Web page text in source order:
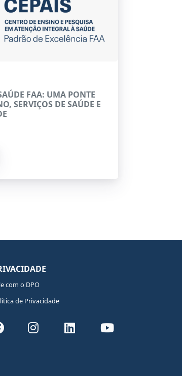
FAA: UMA PONTE
SERVIÇOS DE SAÚDE E
com o DPO
de Privacidade